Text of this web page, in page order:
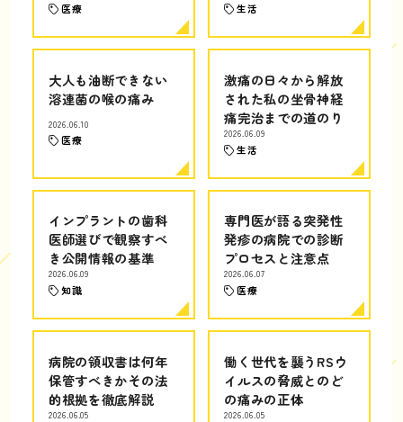
医療 生活
大人も油断できない
溶連菌の喉の痛み
2026.06.10
医療
激痛の日々から解放
された私の坐骨神経
痛完治までの道のり
2026.06.09
生活
インプラントの歯科
医師選びで観察すべ
き公開情報の基準
2026.06.09
知識
専門医が語る突発性
発疹の病院での診断
プロセスと注意点
2026.06.07
医療
病院の領収書は何年
保管すべきかその法
的根拠を徹底解説
2026.06.05
働く世代を襲うRSウ
イルスの脅威とのど
の痛みの正体
2026.06.05